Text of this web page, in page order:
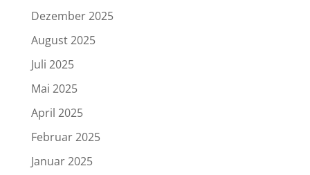
Dezember 2025
August 2025
Juli 2025
Mai 2025
April 2025
Februar 2025
Januar 2025